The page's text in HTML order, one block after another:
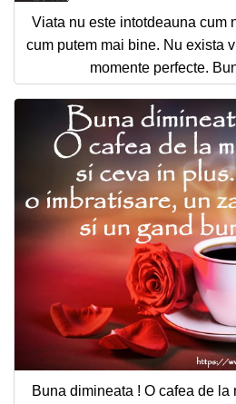
Viata nu este intotdeauna cum
cum putem mai bine. Nu exista
momente perfecte.
Buna dimineata ! O cafea de